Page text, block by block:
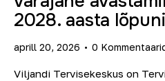
2028. aasta
aprill 20, 2026 0
Viljandi Tervisekeskus on